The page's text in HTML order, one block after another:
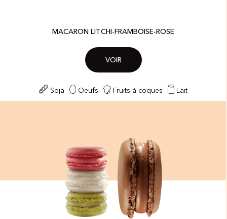
MACARON LITCHI-FRAMBOISE-ROSE
VOIR
Soja Oeufs Fruits à coques Lait